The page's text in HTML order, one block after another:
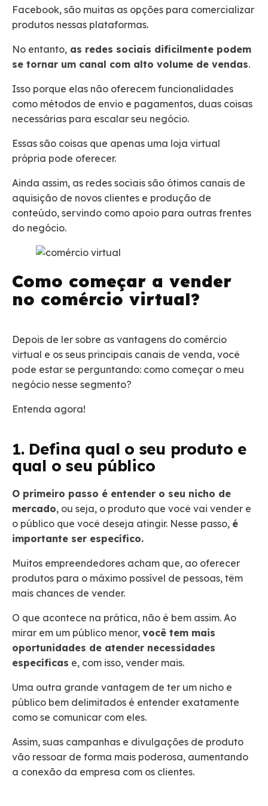
Facebook, são muitas as opções para comercializar
produtos nessas plataformas.
No entanto, as redes sociais dificilmente podem
se tornar um canal com alto volume de vendas.
Isso porque elas não oferecem funcionalidades
como métodos de envio e pagamentos, duas coisas
necessárias para escalar seu negócio.
Essas são coisas que apenas uma loja virtual
própria pode oferecer.
Ainda assim, as redes sociais são ótimos canais de
aquisição de novos clientes e produção de
conteúdo, servindo como apoio para outras frentes
do negócio.
Como começar a vender
no comércio virtual?
Depois de ler sobre as vantagens do comércio
virtual e os seus principais canais de venda, você
pode estar se perguntando: como começar o meu
negócio nesse segmento?
Entenda agora!
1. Defina qual o seu produto e
qual o seu público
O primeiro passo é entender o seu nicho de
mercado, ou seja, o produto que você vai vender e
o público que você deseja atingir. Nesse passo, é
importante ser específico.
Muitos empreendedores acham que, ao oferecer
produtos para o máximo possível de pessoas, têm
mais chances de vender.
O que acontece na prática, não é bem assim. Ao
mirar em um público menor, você tem mais
oportunidades de atender necessidades
específicas e, com isso, vender mais.
Uma outra grande vantagem de ter um nicho e
público bem delimitados é entender exatamente
como se comunicar com eles.
Assim, suas campanhas e divulgações de produto
vão ressoar de forma mais poderosa, aumentando
a conexão da empresa com os clientes.